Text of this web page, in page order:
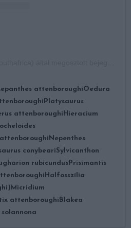
attenboroughiOedura
Platysaurus
attenboroughi Hieracium
Nepenthes
conybeariSylvicanthon
rubicundus Prisimantis
Halfosszília
Micridium
attenboroughi Blakea